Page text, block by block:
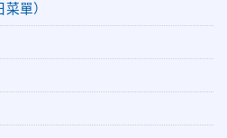
揮別童年迎向青春 中正國小畢業
尋覓歷史記憶 花蓮中正國小社團
中正國小「小老闆大市集」愛心
蓮市中正國小跆拳道隊捷報連
單）